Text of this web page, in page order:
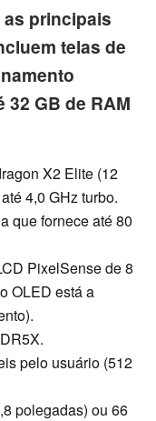
principais
telas de
GB de RAM
X2 Elite (12
4,0 GHz turbo.
que fornece até 80
PixelSense de 8
OLED está a
pelo usuário (512
polegadas) ou 66